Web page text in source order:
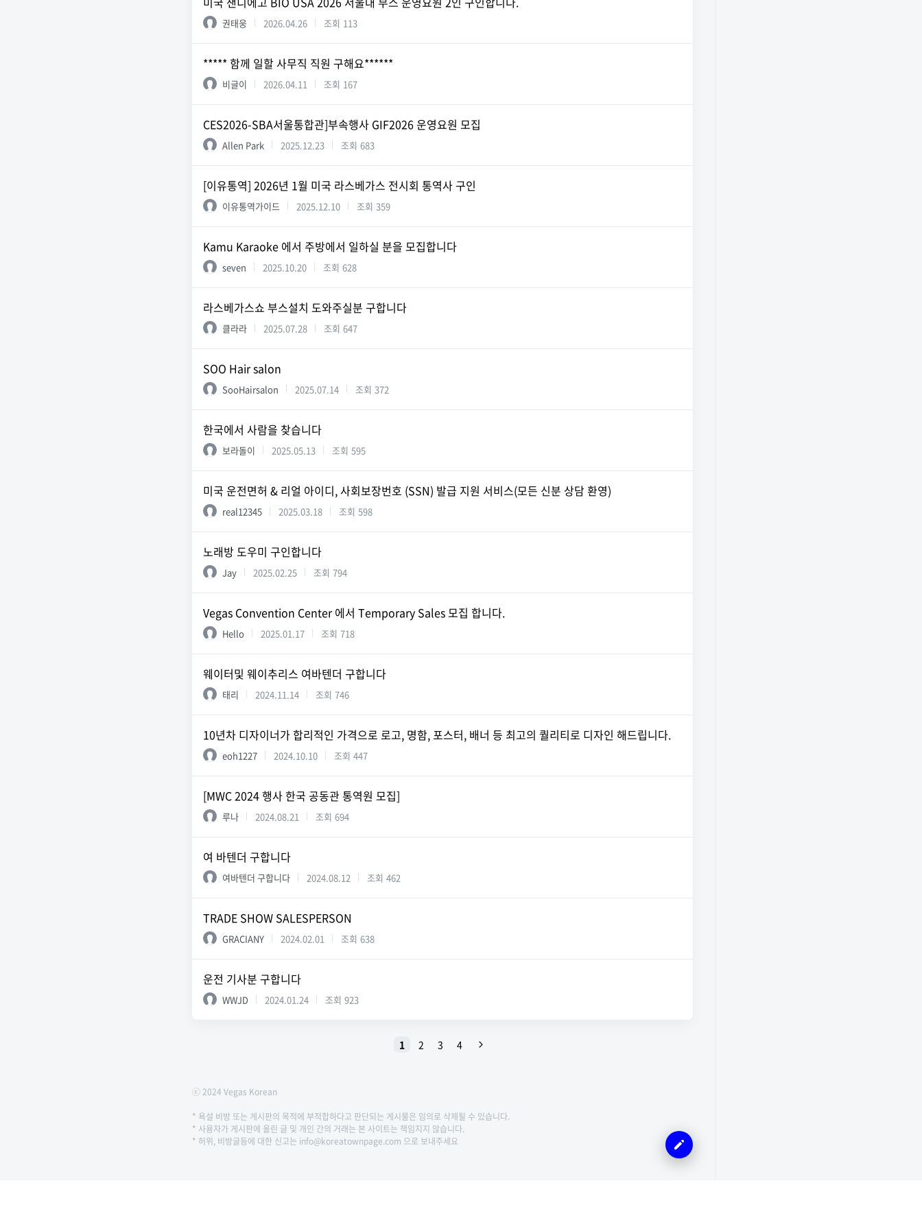
권태웅 2026.04.26 조회 113
***** 함께 일할 사무직 직원 구해요******
비글이 2026.04.11 조회 167
CES2026-SBA서울통합관]부속행사 GIF2026 운영요원 모집
Allen Park 2025.12.23 조회 683
[이유통역] 2026년 1월 미국 라스베가스 전시회 통역사 구인
이유통역가이드 2025.12.10 조회 359
Kamu Karaoke 에서 주방에서 일하실 분을 모집합니다
seven 2025.10.20 조회 628
라스베가스쇼 부스설치 도와주실분 구합니다
클라라 2025.07.28 조회 647
SOO Hair salon
SooHairsalon 2025.07.14 조회 372
한국에서 사람을 찾습니다
보라돌이 2025.05.13 조회 595
미국 운전면허 & 리얼 아이디, 사회보장번호 (SSN) 발급 지원 서비스(모든 신분 상담 환영)
real12345 2025.03.18 조회 598
노래방 도우미 구인합니다
Jay 2025.02.25 조회 794
Vegas Convention Center 에서 Temporary Sales 모집 합니다.
Hello 2025.01.17 조회 718
웨이터및 웨이추리스 여바텐더 구합니다
태리 2024.11.14 조회 746
10년차 디자이너가 합리적인 가격으로 로고, 명함, 포스터, 배너 등 최고의 퀄리티로 디자인 해드립니다.
eoh1227 2024.10.10 조회 447
[MWC 2024 행사 한국 공동관 통역원 모집]
루나 2024.08.21 조회 694
여 바텐더 구합니다
여바텐더 구합니다 2024.08.12 조회 462
TRADE SHOW SALESPERSON
GRACIANY 2024.02.01 조회 638
운전 기사분 구합니다
WWJD 2024.01.24 조회 923
1 2 3 4
ⓒ 2024 Vegas Korean
* 욕설 비방 또는 게시판의 목적에 부적합하다고 판단되는 게시물은 임의로 삭제될 수 있습니다.
* 사용자가 게시판에 올린 글 및 개인 간의 거래는 본 사이트는 책임지지 않습니다.
* 허위, 비방글등에 대한 신고는 info@koreatownpage.com 으로 보내주세요